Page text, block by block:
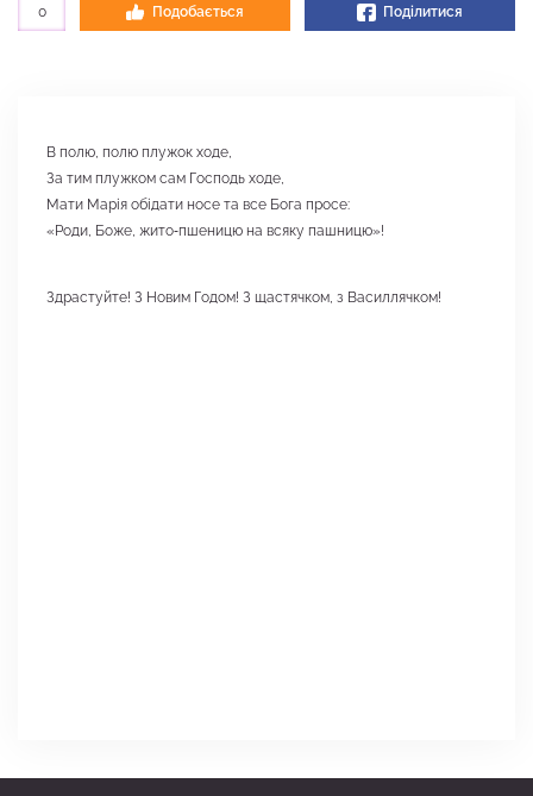
0 Подобається Поділитися
В полю, полю плужок ходе,
За тим плужком сам Господь ходе,
Мати Марія обідати носе та все Бога просе:
«Роди, Боже, жито‑пшеницю на всяку пашницю»!
Здрастуйте! З Новим Годом! З щастячком, з Василлячком!